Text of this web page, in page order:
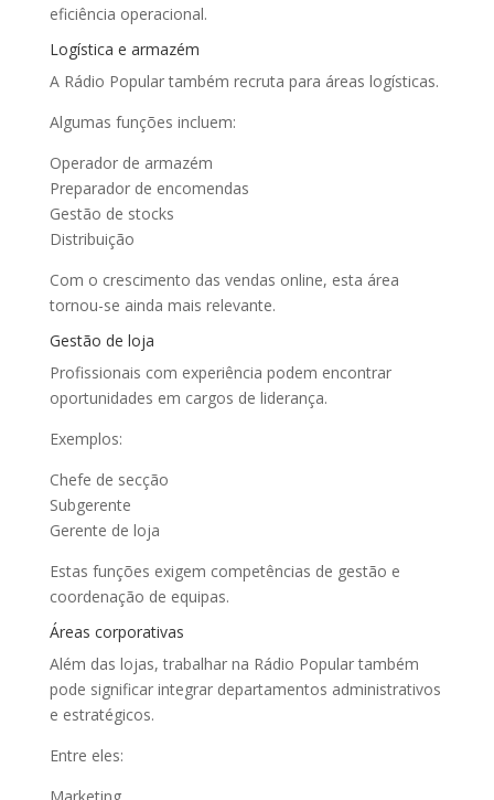
eficiência operacional.
Logística e armazém
A Rádio Popular também recruta para áreas logísticas.
Algumas funções incluem:
Operador de armazém
Preparador de encomendas
Gestão de stocks
Distribuição
Com o crescimento das vendas online, esta área
tornou-se ainda mais relevante.
Gestão de loja
Profissionais com experiência podem encontrar
oportunidades em cargos de liderança.
Exemplos:
Chefe de secção
Subgerente
Gerente de loja
Estas funções exigem competências de gestão e
coordenação de equipas.
Áreas corporativas
Além das lojas, trabalhar na Rádio Popular também
pode significar integrar departamentos administrativos
e estratégicos.
Entre eles: